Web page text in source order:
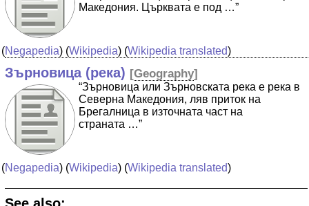
Македония. Църквата е под …”
(Negapedia) (Wikipedia) (Wikipedia translated)
Зърновица (река) [Geography]
“Зърновица или Зърновската река е река в
Северна Македония, ляв приток на
Брегалница в източната част на
страната …”
(Negapedia) (Wikipedia) (Wikipedia translated)